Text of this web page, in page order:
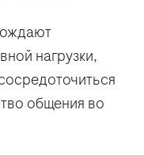
нагрузки,
общения во